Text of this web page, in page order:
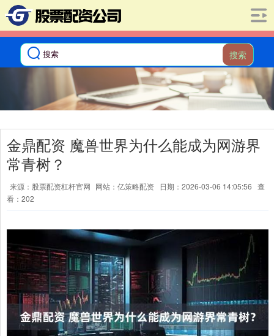
搜索
金鼎配资 魔兽世界为什么能成为网游界
常青树？
来源：股票配资杠杆官网 网站：亿策略配资 日期：2026-03-06 14:05:56 查
看：202